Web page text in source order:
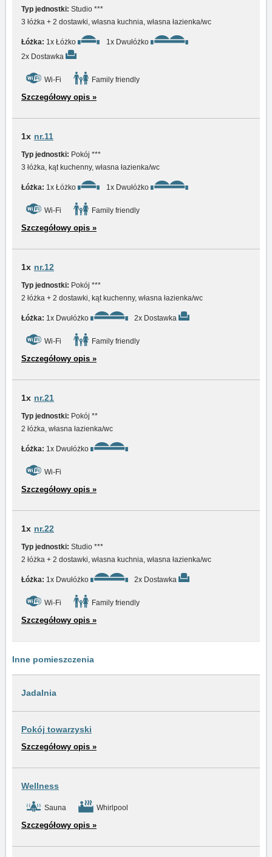
Typ jednostki: Studio ***
3 łóżka + 2 dostawki, własna kuchnia, własna łazienka/wc
Łóżka: 1x Łóżko
1x Dwułóżko
2x Dostawka
Wi-Fi Family friendly
Szczegółowy opis »
1x nr.11
Typ jednostki: Pokój ***
3 łóżka, kąt kuchenny, własna łazienka/wc
Łóżka: 1x Łóżko 1x Dwułóżko
Wi-Fi Family friendly
Szczegółowy opis »
1x nr.12
Typ jednostki: Pokój ***
2 łóżka + 2 dostawki, kąt kuchenny, własna łazienka/wc
Łóżka: 1x Dwułóżko 2x Dostawka
Wi-Fi Family friendly
Szczegółowy opis »
1x nr.21
Typ jednostki: Pokój **
2 łóżka, własna łazienka/wc
Łóżka: 1x Dwułóżko
Wi-Fi
Szczegółowy opis »
1x nr.22
Typ jednostki: Studio ***
2 łóżka + 2 dostawki, własna kuchnia, własna łazienka/wc
Łóżka: 1x Dwułóżko 2x Dostawka
Wi-Fi Family friendly
Szczegółowy opis »
Inne pomieszczenia
Jadalnia
Pokój towarzyski
Szczegółowy opis »
Wellness
Sauna Whirlpool
Szczegółowy opis »